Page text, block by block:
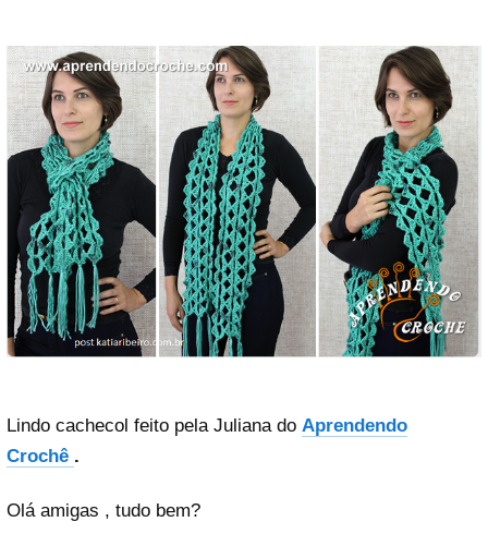
Lindo cachecol feito pela Juliana do Aprendendo
Crochê .
Olá amigas , tudo bem?